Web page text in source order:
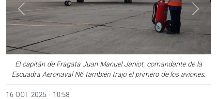
El capitán de Fragata Juan Manuel Janiot, comandante de la
Escuadra Aeronaval N6 también trajo el primero de los aviones.
Anterior
16 OCT 2025 - 10:58